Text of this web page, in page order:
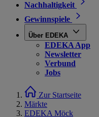
Nachhaltigkeit
Gewinnspiele
Über EDEKA
EDEKA App
Newsletter
Verbund
Jobs
Zur Startseite
Märkte
EDEKA Möck